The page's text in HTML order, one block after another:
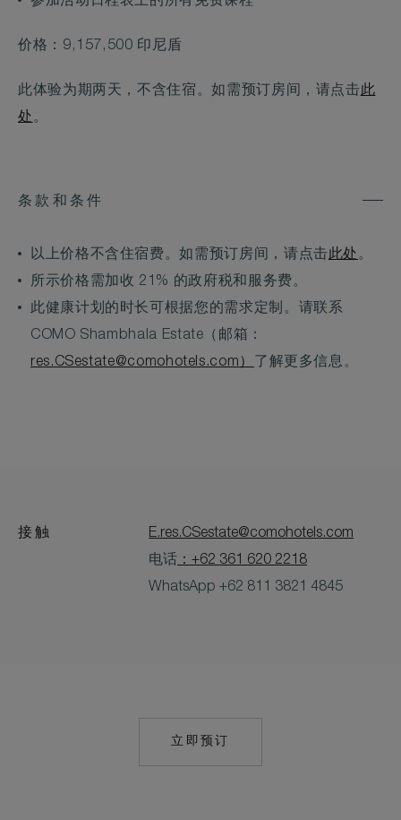
价格：9,157,500 印尼盾
此体验为期两天，不含住宿。如需预订房间，请点击此
处。
条款和条件
以上价格不含住宿费。如需预订房间，请点击此处。
所示价格需加收 21% 的政府税和服务费。
此健康计划的时长可根据您的需求定制。请联系
COMO Shambhala Estate（邮箱：
res.CSestate@comohotels.com ） 了解更多信息。
接触
E.res.CSestate@comohotels.com
电话 ：+62 361 620 2218
WhatsApp +62 811 3821 4845
立即预订
MAILTO: